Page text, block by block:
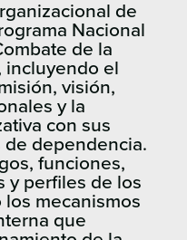
de
Nacional
de la
incluyendo el
visión,
y la
con sus
de dependencia.
funciones,
y perfiles de los
los mecanismos
que